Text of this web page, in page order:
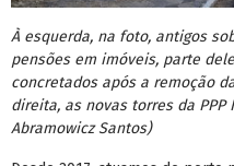
À esquerda, na foto, antigos
pensões em imóveis, parte
concretados após a remoção
direita, as novas torres da
Abramowicz Santos)